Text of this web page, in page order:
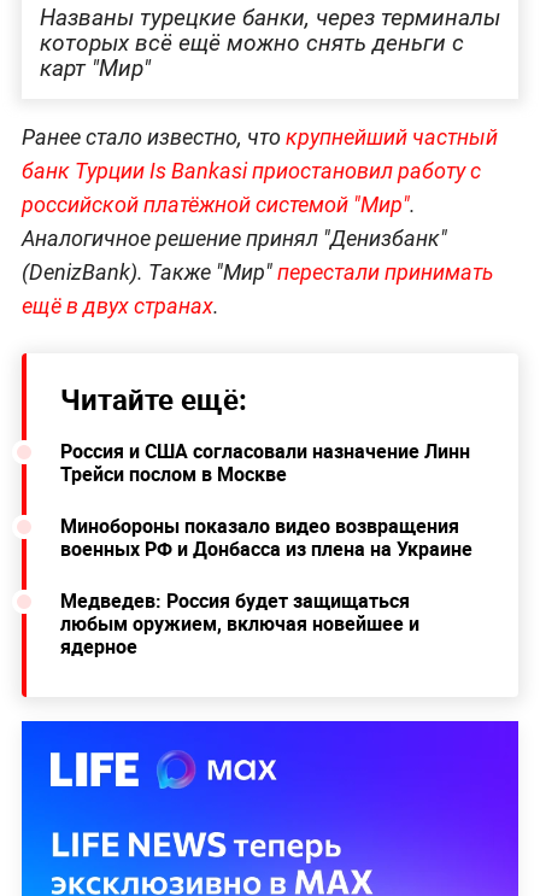
Названы турецкие банки, через терминалы
которых всё ещё можно снять деньги с
карт "Мир"
Ранее стало известно, чтокрупнейший частный
банк Турции Is Bankasi приостановил работу с
российской платёжной системой "Мир".
Аналогичное решение принял "Денизбанк"
(DenizBank). Также "Мир"перестали принимать
ещё в двух странах.
Читайте ещё:
Россия и США согласовали назначение Линн
Трейси послом в Москве
Минобороны показало видео возвращения
военных РФ и Донбасса из плена на Украине
Медведев: Россия будет защищаться
любым оружием, включая новейшее и
ядерное